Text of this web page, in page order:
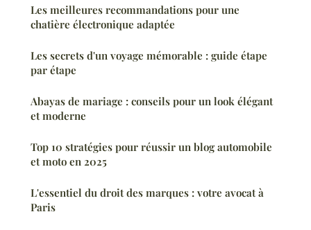
Les meilleures recommandations pour une
chatière électronique adaptée
Les secrets d'un voyage mémorable : guide étape
par étape
Abayas de mariage : conseils pour un look élégant
et moderne
Top 10 stratégies pour réussir un blog automobile
et moto en 2025
L'essentiel du droit des marques : votre avocat à
Paris